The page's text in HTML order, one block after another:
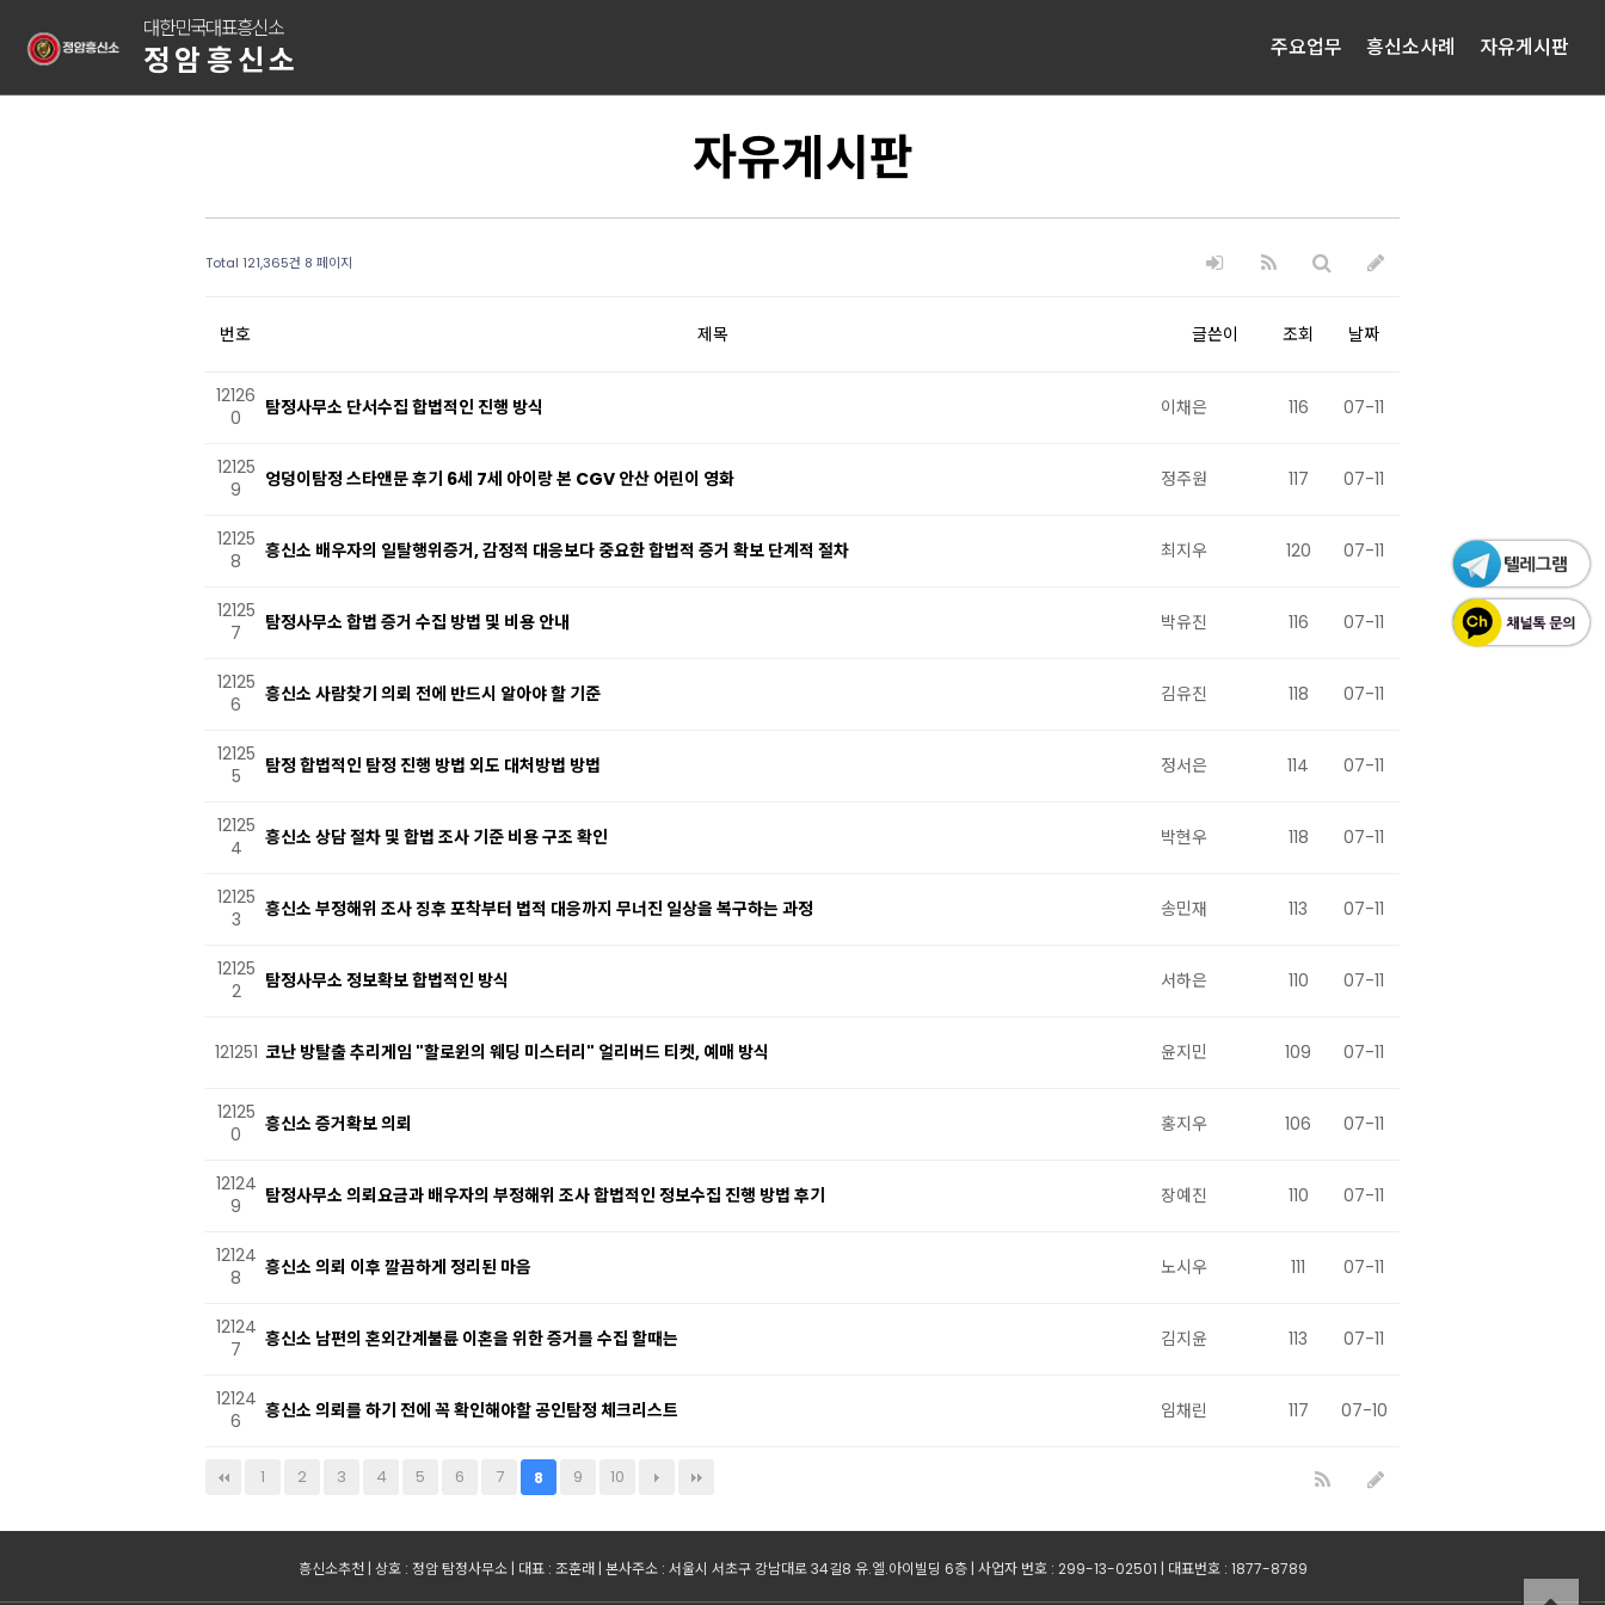
대한민국대표흥신소
정암흥신소 주요업무 흥신소사례 자유게시판
자유게시판
Total 121,365건 8 페이지
번호 제목 글쓴이 조회 날짜
12126
0
탐정사무소 단서수집 합법적인 진행 방식 이채은 116 07-11
12125
9
엉덩이탐정 스타앤문 후기 6세 7세 아이랑 본 CGV 안산 어린이 영화 정주원 117 07-11
12125
8
흥신소 배우자의 일탈행위증거, 감정적 대응보다 중요한 합법적 증거 확보 단계적 절차 최지우 120 07-11
12125
7
탐정사무소 합법 증거 수집 방법 및 비용 안내 박유진 116 07-11
12125
6
흥신소 사람찾기 의뢰 전에 반드시 알아야 할 기준 김유진 118 07-11
12125
5
탐정 합법적인 탐정 진행 방법 외도 대처방법 방법 정서은 114 07-11
12125
4
흥신소 상담 절차 및 합법 조사 기준 비용 구조 확인 박현우 118 07-11
12125
3
흥신소 부정해위 조사 징후 포착부터 법적 대응까지 무너진 일상을 복구하는 과정 송민재 113 07-11
12125
2
탐정사무소 정보확보 합법적인 방식 서하은 110 07-11
121251 코난 방탈출 추리게임 "할로윈의 웨딩 미스터리" 얼리버드 티켓, 예매 방식 윤지민 109 07-11
12125
0
흥신소 증거확보 의뢰 홍지우 106 07-11
12124
9
탐정사무소 의뢰요금과 배우자의 부정해위 조사 합법적인 정보수집 진행 방법 후기 장예진 110 07-11
12124
8
흥신소 의뢰 이후 깔끔하게 정리된 마음 노시우 111 07-11
12124
7
흥신소 남편의 혼외간계불륜 이혼을 위한 증거를 수집 할때는 김지윤 113 07-11
12124
6
흥신소 의뢰를 하기 전에 꼭 확인해야할 공인탐정 체크리스트 임채린 117 07-10
1 2 3 4 5 6 7 8 9 10
흥신소추천 | 상호 : 정암 탐정사무소 | 대표 : 조훈래 | 본사주소 : 서울시 서초구 강남대로 34길8 유.엘.아이빌딩 6층 | 사업자 번호 : 299-13-02501 | 대표번호 : 1877-8789